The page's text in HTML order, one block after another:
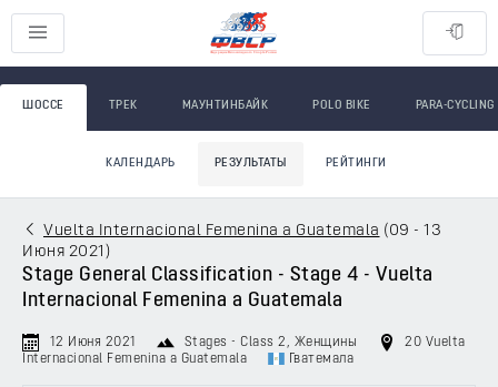
ШОССЕ ТРЕК МАУНТИНБАЙК POLO BIKE PARA-CYCLING
КАЛЕНДАРЬ РЕЗУЛЬТАТЫ РЕЙТИНГИ
Vuelta Internacional Femenina a Guatemala ( 09 - 13
Июня 2021 )
Stage General Classification - Stage 4 - Vuelta
Internacional Femenina a Guatemala
12 Июня 2021 Stages - Class 2 , Женщины
20 Vuelta
Internacional Femenina a Guatemala
Гватемала